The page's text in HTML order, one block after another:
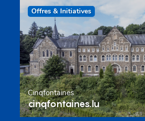
Offres & Initiatives
Cinqfontaines
cinqfontaines.lu